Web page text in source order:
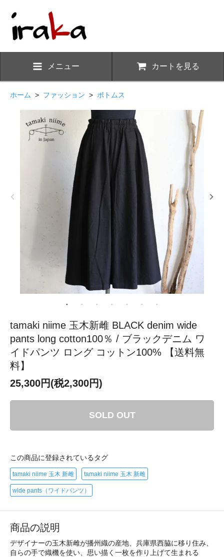
メニュー カートを見る
ホーム > ファッション > ボトムス
tamaki niime 玉木新雌 BLACK denim wide
pants long cotton100％ / ブラックデニム ワ
イドパンツ ロング コットン100% 【送料無
料】
25,300円(税2,300円)
SOLD OUT
この商品に登録されているタグ
tamaki niime 玉木 新雌 tamaki niime 玉木 新雌
wide pants（ワイドパンツ）
商品の説明
デザイナーの玉木新雌が播州織の産地、兵庫県西脇に移り住み、
自らの手で織機を使い、思い描く一枚を作り上げて生まれる